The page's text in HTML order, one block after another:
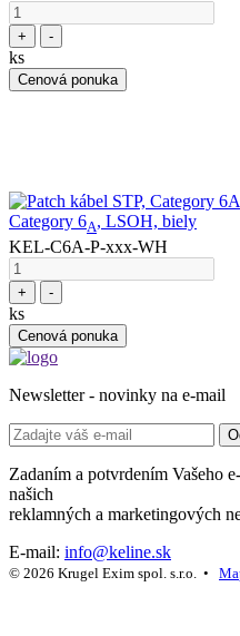
+ -
ks
Cenová ponuka
Category 6A, LSOH, biely
KEL-C6A-P-xxx-WH
+ -
ks
Cenová ponuka
Newsletter - novinky na e-mail
Zadaním a potvrdením Vašeho
našich
reklamných a marketingových
E-mail: info@keline.sk
© 2026 Krugel Exim spol. s.r.o. •